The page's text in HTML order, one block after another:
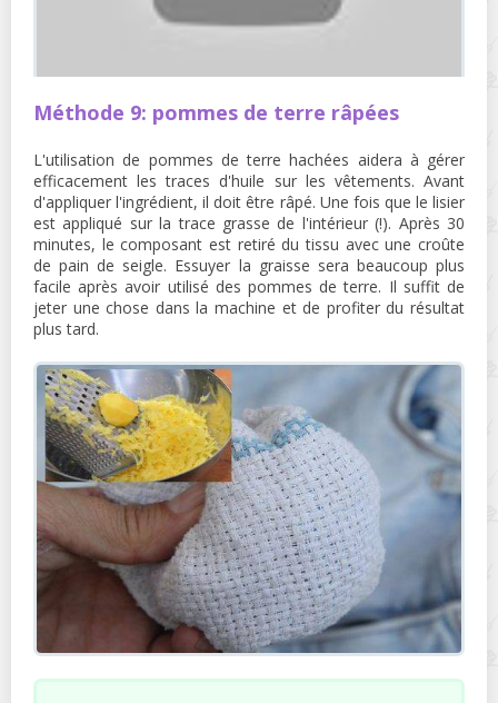
Méthode 9: pommes de terre râpées
L'utilisation de pommes de terre hachées aidera à gérer
efficacement les traces d'huile sur les vêtements. Avant
d'appliquer l'ingrédient, il doit être râpé. Une fois que le lisier
est appliqué sur la trace grasse de l'intérieur (!). Après 30
minutes, le composant est retiré du tissu avec une croûte
de pain de seigle. Essuyer la graisse sera beaucoup plus
facile après avoir utilisé des pommes de terre. Il suffit de
jeter une chose dans la machine et de profiter du résultat
plus tard.